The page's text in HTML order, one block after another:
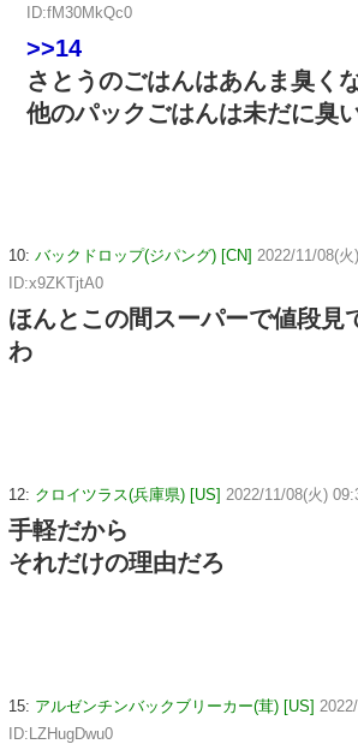
ID:fM30MkQc0
>>14
さとうのごはんはあんま臭く
他のパックごはんは未だに臭
10: バックドロップ(ジパング) [CN] 2022/11/08(
ID:x9ZKTjtA0
ほんとこの間スーパーで値段見
わ
12: クロイツラス(兵庫県) [US] 2022/11/08(火)
手軽だから
それだけの理由だろ
15: アルゼンチンバックブリーカー(茸) [US]
ID:LZHugDwu0